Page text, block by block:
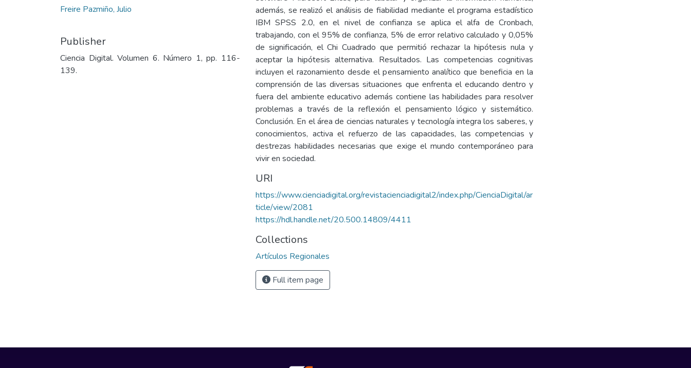
Freire Pazmiño, Julio
Publisher
Ciencia Digital. Volumen 6. Número 1, pp. 116-
139.
además, se realizó el análisis de fiabilidad mediante el programa estadístico
IBM SPSS 2.0, en el nivel de confianza se aplica el alfa de Cronbach,
trabajando, con el 95% de confianza, 5% de error relativo calculado y 0,05%
de significación, el Chi Cuadrado que permitió rechazar la hipótesis nula y
aceptar la hipótesis alternativa. Resultados. Las competencias cognitivas
incluyen el razonamiento desde el pensamiento analítico que beneficia en la
comprensión de las diversas situaciones que enfrenta el educando dentro y
fuera del ambiente educativo además contiene las habilidades para resolver
problemas a través de la reflexión el pensamiento lógico y sistemático.
Conclusión. En el área de ciencias naturales y tecnología integra los saberes, y
conocimientos, activa el refuerzo de las capacidades, las competencias y
destrezas habilidades necesarias que exige el mundo contemporáneo para
vivir en sociedad.
URI
https://www.cienciadigital.org/revistacienciadigital2/index.php/CienciaDigital/ar
ticle/view/2081
https://hdl.handle.net/20.500.14809/4411
Collections
Artículos Regionales
Full item page